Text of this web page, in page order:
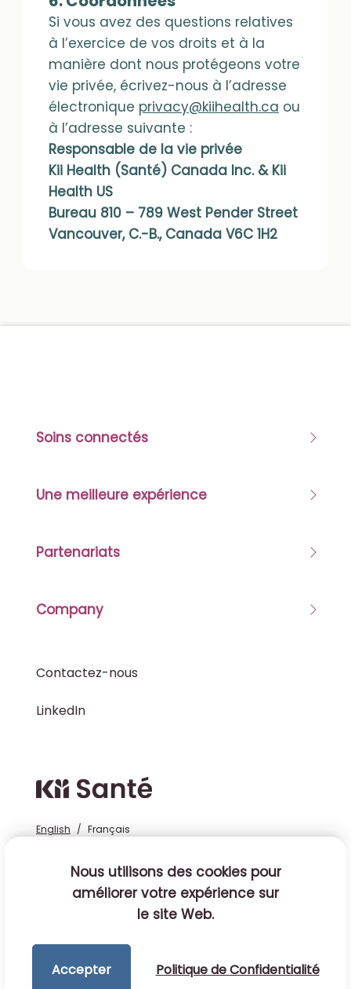
Si vous avez des questions relatives
à l’exercice de vos droits et à la
manière dont nous protégeons votre
vie privée, écrivez-nous à l’adresse
électronique privacy@kiihealth.ca ou
à l’adresse suivante :
Responsable de la vie privée
Kii Health (Santé) Canada Inc. & Kii
Health US
Bureau 810 – 789 West Pender Street
Vancouver, C.-B., Canada V6C 1H2
Cloud MD - return
English / Français
Conçu au Canada © 2025 Tous droits réservés.
Politique de Confidentialité
Soins connectés
Une meilleure expérience
Partenariats
Company
Contactez-nous
LinkedIn
Nous utilisons des cookies pour
améliorer votre expérience sur
le site Web.
Accepter Politique de Confidentialité